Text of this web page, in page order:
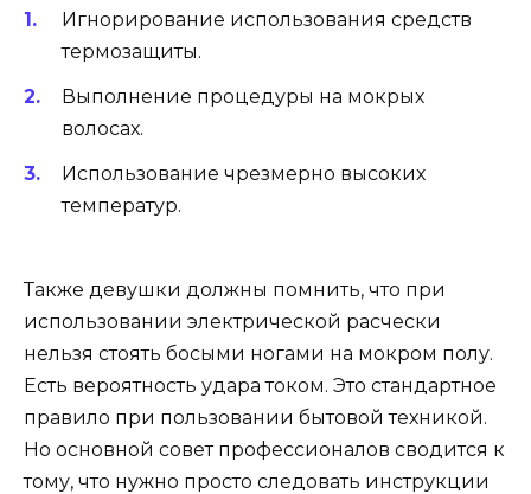
Игнорирование использования средств
термозащиты.
Выполнение процедуры на мокрых
волосах.
Использование чрезмерно высоких
температур.
Также девушки должны помнить, что при
использовании электрической расчески
нельзя стоять босыми ногами на мокром полу.
Есть вероятность удара током. Это стандартное
правило при пользовании бытовой техникой.
Но основной совет профессионалов сводится к
тому, что нужно просто следовать инструкции